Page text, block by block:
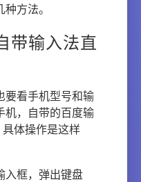
方法。
带输入法直
要看手机型号和输
机，自带的百度输
具体操作是这样
入框，弹出键盘